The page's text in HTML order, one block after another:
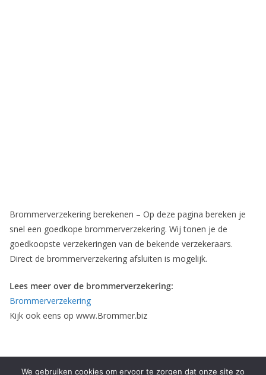
Brommerverzekering berekenen – Op deze pagina bereken je
snel een goedkope brommerverzekering. Wij tonen je de
goedkoopste verzekeringen van de bekende verzekeraars.
Direct de brommerverzekering afsluiten is mogelijk.
Lees meer over de brommerverzekering:
Brommerverzekering
Kijk ook eens op www.Brommer.biz
We gebruiken cookies om ervoor te zorgen dat onze site zo